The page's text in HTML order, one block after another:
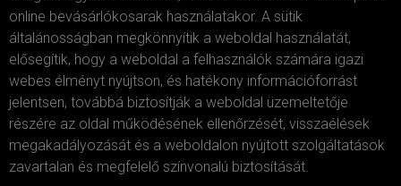
online bevásárlókosarak használatakor. A sütik
általánosságban megkönnyítik a weboldal használatát,
elősegítik, hogy a weboldal a felhasználók számára igazi
webes élményt nyújtson, és hatékony információforrást
jelentsen, továbbá biztosítják a weboldal üzemeltetője
részére az oldal működésének ellenőrzését, visszaélések
megakadályozását és a weboldalon nyújtott szolgáltatások
zavartalan és megfelelő színvonalú biztosítását.